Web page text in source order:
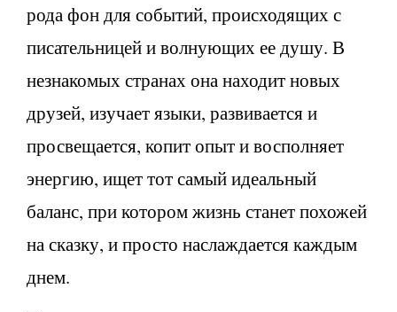
рода фон для событий, происходящих с
писательницей и волнующих ее душу. В
незнакомых странах она находит новых
друзей, изучает языки, развивается и
просвещается, копит опыт и восполняет
энергию, ищет тот самый идеальный
баланс, при котором жизнь станет похожей
на сказку, и просто наслаждается каждым
днем.